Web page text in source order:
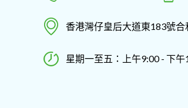
香港灣仔皇后大道東183號
星期一至五：上午9:00 - 下